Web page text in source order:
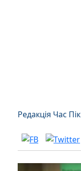
Редакція Час Пік